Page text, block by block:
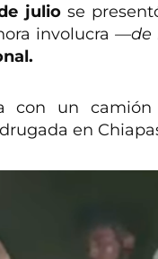
julio se
involucra —de
con un
en